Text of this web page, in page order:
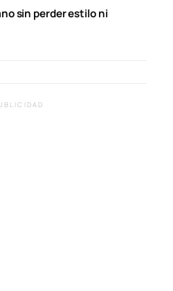
sin perder estilo ni